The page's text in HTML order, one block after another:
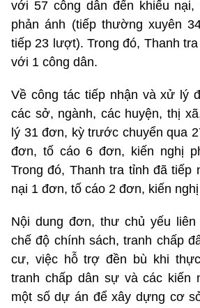
với 57 công dân đến khiếu nại,
phản ánh (tiếp thường xuyên
tiếp 23 lượt). Trong đó, Thanh
với 1 công dân.
Về công tác tiếp nhận và xử lý
các sở, ngành, các huyện, thị
lý 31 đơn, kỳ trước chuyển qua
đơn, tố cáo 6 đơn, kiến nghị
Trong đó, Thanh tra tỉnh đã tiếp
nại 1 đơn, tố cáo 2 đơn, kiến
Nội dung đơn, thư chủ yếu
chế độ chính sách, tranh chấp
cư, việc hỗ trợ đền bù khi
tranh chấp dân sự và các kiến
một số dự án để xây dựng cơ